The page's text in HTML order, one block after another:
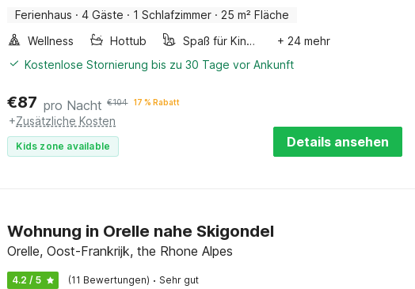
Ferienhaus · 4 Gäste · 1 Schlafzimmer · 25 m² Fläche
Wellness
Hottub Spaß für Kinder
+ 24 mehr
Kostenlose Stornierung bis zu 30 Tage vor Ankunft
€87 pro Nacht €104 17 % Rabatt
+Zusätzliche Kosten
Kids zone available Details ansehen
Wohnung in Orelle nahe Skigondel
Orelle, Oost-Frankrijk, the Rhone Alpes
4.2 / 5 (11 Bewertungen) · Sehr gut